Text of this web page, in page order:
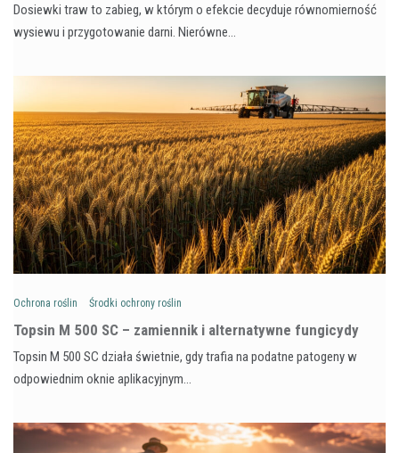
Dosiewki traw to zabieg, w którym o efekcie decyduje równomierność
wysiewu i przygotowanie darni. Nierówne…
Ochrona roślin Środki ochrony roślin
Topsin M 500 SC – zamiennik i alternatywne fungicydy
Topsin M 500 SC działa świetnie, gdy trafia na podatne patogeny w
odpowiednim oknie aplikacyjnym…